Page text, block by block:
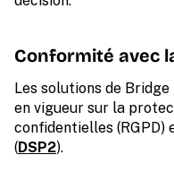
Conformité avec
Les solutions de
en vigueur sur la
confidentielles (RGPD)
(DSP2).